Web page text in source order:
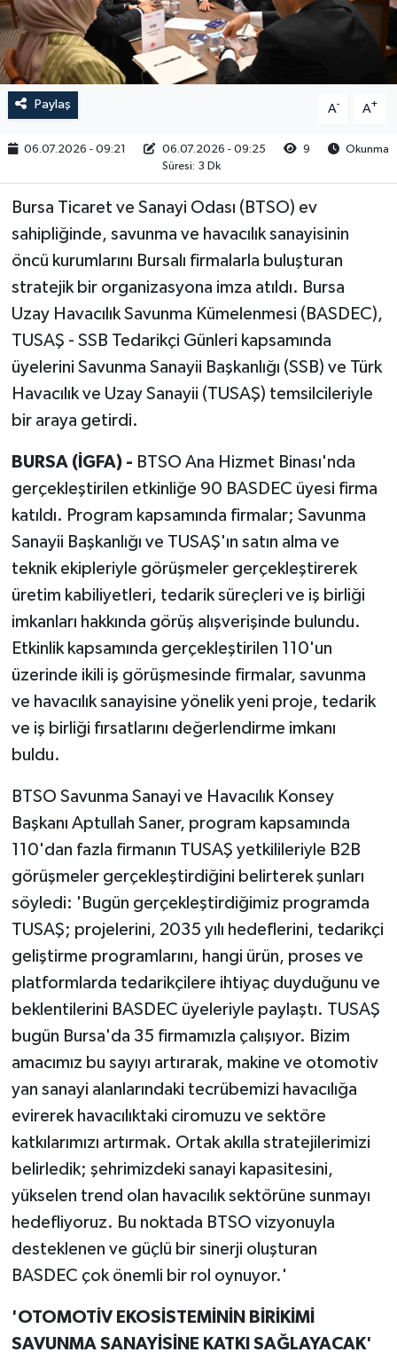
Paylaş A- A+
06.07.2026 - 09:21 06.07.2026 - 09:25 9
Okunma
Süresi: 3 Dk
Bursa Ticaret ve Sanayi Odası (BTSO) ev
sahipliğinde, savunma ve havacılık sanayisinin
öncü kurumlarını Bursalı firmalarla buluşturan
stratejik bir organizasyona imza atıldı. Bursa
Uzay Havacılık Savunma Kümelenmesi (BASDEC),
TUSAŞ - SSB Tedarikçi Günleri kapsamında
üyelerini Savunma Sanayii Başkanlığı (SSB) ve Türk
Havacılık ve Uzay Sanayii (TUSAŞ) temsilcileriyle
bir araya getirdi.
BURSA (İGFA) - BTSO Ana Hizmet Binası'nda
gerçekleştirilen etkinliğe 90 BASDEC üyesi firma
katıldı. Program kapsamında firmalar; Savunma
Sanayii Başkanlığı ve TUSAŞ'ın satın alma ve
teknik ekipleriyle görüşmeler gerçekleştirerek
üretim kabiliyetleri, tedarik süreçleri ve iş birliği
imkanları hakkında görüş alışverişinde bulundu.
Etkinlik kapsamında gerçekleştirilen 110'un
üzerinde ikili iş görüşmesinde firmalar, savunma
ve havacılık sanayisine yönelik yeni proje, tedarik
ve iş birliği fırsatlarını değerlendirme imkanı
buldu.
BTSO Savunma Sanayi ve Havacılık Konsey
Başkanı Aptullah Saner, program kapsamında
110'dan fazla firmanın TUSAŞ yetkilileriyle B2B
görüşmeler gerçekleştirdiğini belirterek şunları
söyledi: 'Bugün gerçekleştirdiğimiz programda
TUSAŞ; projelerini, 2035 yılı hedeflerini, tedarikçi
geliştirme programlarını, hangi ürün, proses ve
platformlarda tedarikçilere ihtiyaç duyduğunu ve
beklentilerini BASDEC üyeleriyle paylaştı. TUSAŞ
bugün Bursa'da 35 firmamızla çalışıyor. Bizim
amacımız bu sayıyı artırarak, makine ve otomotiv
yan sanayi alanlarındaki tecrübemizi havacılığa
evirerek havacılıktaki ciromuzu ve sektöre
katkılarımızı artırmak. Ortak akılla stratejilerimizi
belirledik; şehrimizdeki sanayi kapasitesini,
yükselen trend olan havacılık sektörüne sunmayı
hedefliyoruz. Bu noktada BTSO vizyonuyla
desteklenen ve güçlü bir sinerji oluşturan
BASDEC çok önemli bir rol oynuyor.'
'OTOMOTİV EKOSİSTEMİNİN BİRİKİMİ
SAVUNMA SANAYİSİNE KATKI SAĞLAYACAK'
RESMİ İLAN